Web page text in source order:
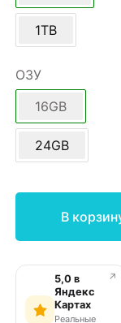
1TB
ОЗУ
16GB
24GB
В
5,0 в
Яндекс
Картах
Реальные
↗